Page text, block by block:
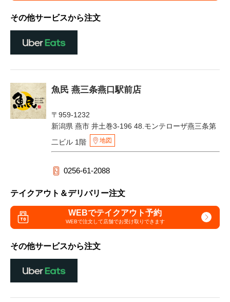
その他サービスから注文
魚民 燕三条燕口駅前店
〒959-1232
新潟県 燕市 井土巻3-196 48.モンテローザ燕三条第
二ビル 1階
地図
0256-61-2088
テイクアウト＆デリバリー注文
WEBでテイクアウト予約
WEBで注文して店舗でお受け取りできます
その他サービスから注文